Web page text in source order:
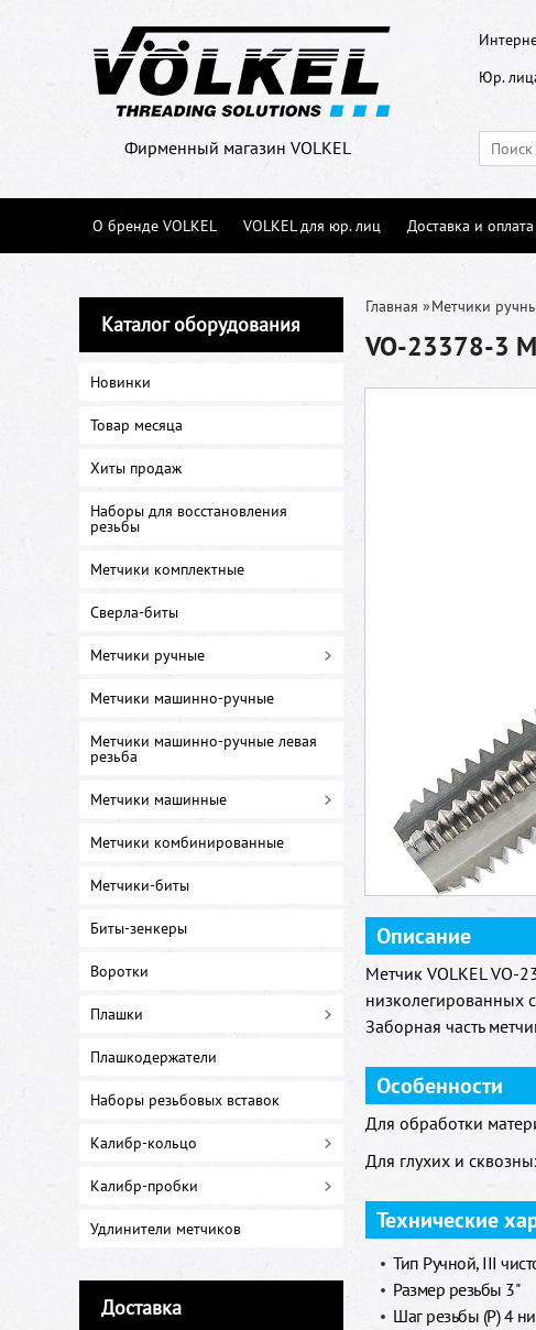
Фирменный магазин VOLKEL
Юр.
О бренде VOLKEL VOLKEL для юр. лиц Доставка и оплата
Каталог оборудования
Новинки
Товар месяца
Хиты продаж
Наборы для восстановления
резьбы
Метчики комплектные
Сверла-биты
Метчики ручные
Метчики машинно-ручные
Метчики машинно-ручные левая
резьба
Метчики машинные
Метчики комбинированные
Метчики-биты
Биты-зенкеры
Воротки
Плашки
Плашкодержатели
Наборы резьбовых вставок
Калибр-кольцо
Калибр-пробки
Удлинители метчиков
Доставка
Главная »Метчики
VO-23378-3
Описание
Метчик VOLKEL VO-
низколегированных
Заборная часть
Особенности
Для обработки
Для глухих и
Технические
Тип Ручной, III
Размер резьбы 3"
Шаг резьбы (Р) 4